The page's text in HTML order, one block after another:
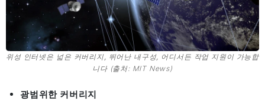
위성 인터넷은 넓은 커버리지, 뛰어난 내구성, 어디서든 작업 지원이 가능합
니다(출처: MIT News)
광범위한 커버리지